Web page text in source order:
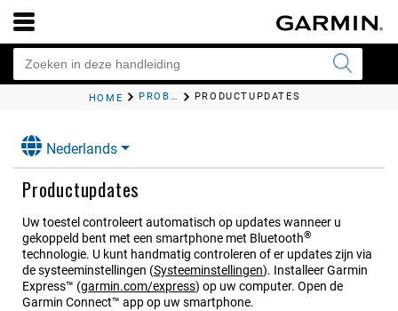
HOME PROBLEMEN OPLOSSEN PRODUCTUPDATES
Nederlands
Productupdates
Uw toestel controleert automatisch op updates wanneer u
gekoppeld bent met een smartphone met Bluetooth®
technologie. U kunt handmatig controleren of er updates zijn via
de systeeminstellingen (Systeeminstellingen). Installeer Garmin
Express™ (garmin.com/express) op uw computer. Open de
Garmin Connect™ app op uw smartphone.